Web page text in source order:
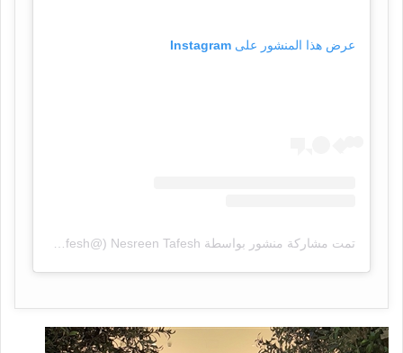
عرض هذا المنشور على Instagram
تمت مشاركة منشور بواسطة ‏‎Nesreen Tafesh‎‏ (@‏‎nesreentafesh‎‏)